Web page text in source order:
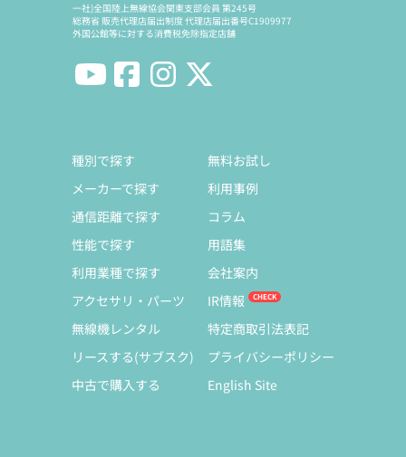
一社)全国陸上無線協会関東支部会員 第245号
総務省 販売代理店届出制度 代理店届出番号C1909977
外国公館等に対する消費税免除指定店舗
種別で探す
メーカーで探す
通信距離で探す
性能で探す
利用業種で探す
アクセサリ・パーツ
無線機レンタル
リースする(サブスク)
中古で購入する
無料お試し
利用事例
コラム
用語集
会社案内
IR情報
特定商取引法表記
プライバシーポリシー
English Site